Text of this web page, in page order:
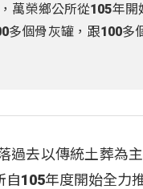
萬榮鄉公所從105年
個骨灰罐，跟100多
過去以傳統土葬為
105年度開始全力